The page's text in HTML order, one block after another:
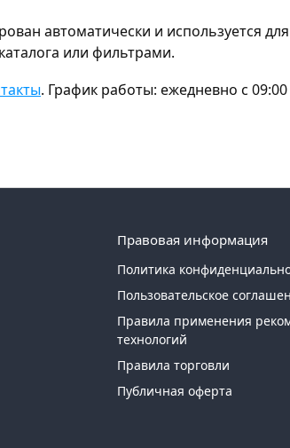
автоматически и используется
или фильтрами.
. График работы: ежедневно с
Правовая информация
Политика
Пользовательское
Правила применения
технологий
Правила торговли
Публичная оферта